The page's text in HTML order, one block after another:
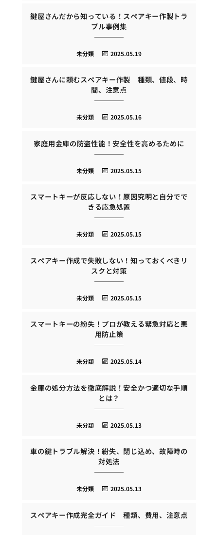
鍵屋さんだから知っている！スペアキー作製トラ
ブル事例集
2025.05.19
未分類
鍵屋さんに頼むスペアキー作製 種類、値段、時
間、注意点
2025.05.16
未分類
家庭用金庫の防盗性能！安全性を高めるために
2025.05.15
未分類
スマートキーが反応しない！原因究明と自分でで
きる応急処置
2025.05.15
未分類
スペアキー作成で失敗しない！知っておくべきリ
スクと対策
2025.05.15
未分類
スマートキーの紛失！プロが教える緊急対応と悪
用防止策
2025.05.14
未分類
金庫の処分方法を徹底解説！安全かつ適切な手順
とは？
2025.05.13
未分類
車の鍵トラブル解決！紛失、閉じ込め、故障時の
対処法
2025.05.13
未分類
スペアキー作成完全ガイド 種類、費用、注意点